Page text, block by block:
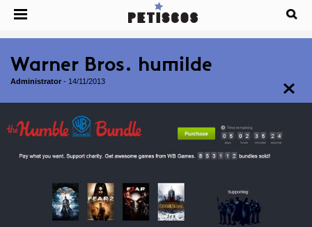
Warner Bros. humilde
Administrator - 14/11/2013